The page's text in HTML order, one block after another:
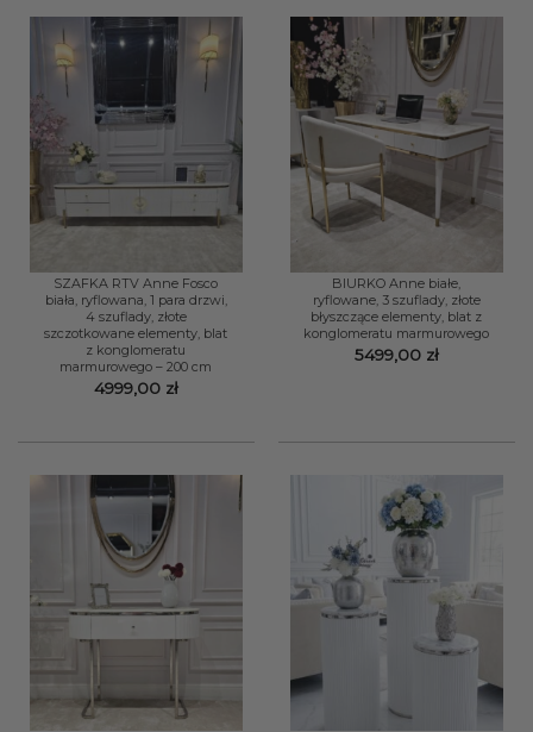
SZAFKA RTV Anne Fosco
biała, ryflowana, 1 para drzwi,
4 szuflady, złote
szczotkowane elementy, blat
z konglomeratu
marmurowego – 200 cm
4999,00 zł
BIURKO Anne białe,
ryflowane, 3 szuflady, złote
błyszczące elementy, blat z
konglomeratu marmurowego
5499,00 zł